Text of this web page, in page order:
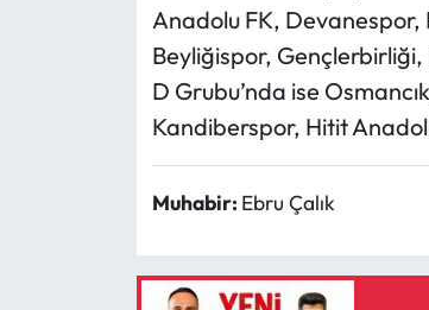
Anadolu FK, Devanespor,
Beyliğispor,
D Grubu’nda ise
Kandiberspor, Hitit
Muhabir: Ebru Çalık